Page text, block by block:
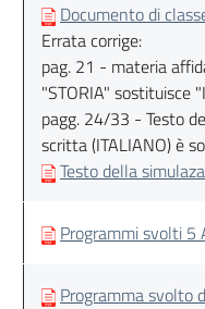
Documento di
Errata corrige:
pag. 21 - materia
"STORIA" sostituisce
pagg. 24/33 - Testo
scritta (ITALIANO) è
Testo della
Programmi svolti 5
Programma svolto